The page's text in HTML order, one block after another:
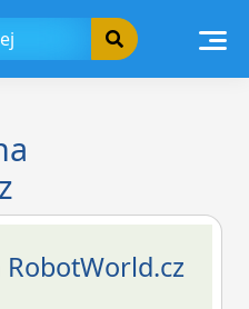
RobotWorld.cz